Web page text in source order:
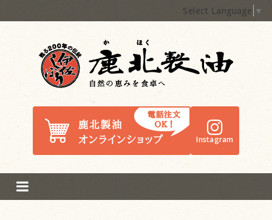
Select Language ▼
Instagram